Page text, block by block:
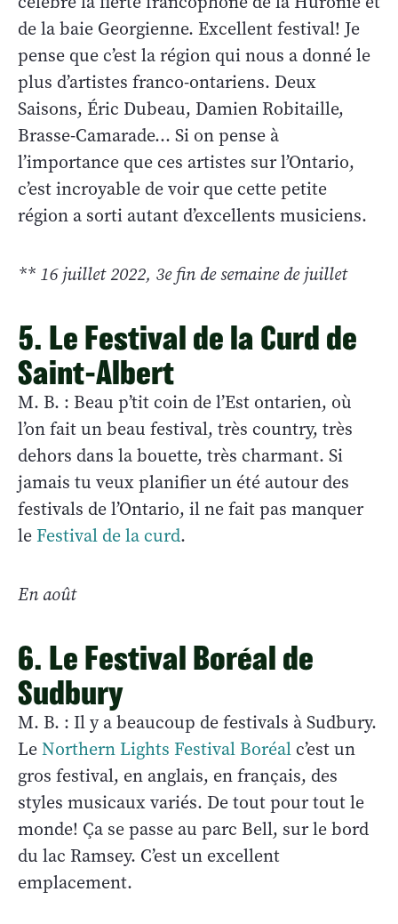
de la baie Georgienne. Excellent festival! Je
pense que c’est la région qui nous a donné le
plus d’artistes franco-ontariens. Deux
Saisons, Éric Dubeau, Damien Robitaille,
Brasse-Camarade... Si on pense à
l’importance que ces artistes sur l’Ontario,
c’est incroyable de voir que cette petite
région a sorti autant d’excellents musiciens.
** 16 juillet 2022, 3e fin de semaine de juillet
5. Le Festival de la Curd de
Saint-Albert
M. B. : Beau p’tit coin de l’Est ontarien, où
l’on fait un beau festival, très country, très
dehors dans la bouette, très charmant. Si
jamais tu veux planifier un été autour des
festivals de l’Ontario, il ne fait pas manquer
le Festival de la curd.
En août
6. Le Festival Boréal de
Sudbury
M. B. : Il y a beaucoup de festivals à Sudbury.
LeNorthern Lights Festival Boréal c’est un
gros festival, en anglais, en français, des
styles musicaux variés. De tout pour tout le
monde! Ça se passe au parc Bell, sur le bord
du lac Ramsey. C’est un excellent
emplacement.